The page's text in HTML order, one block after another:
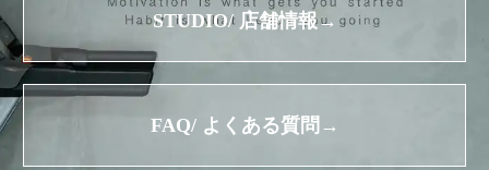
STUDIO/ 店舗情報→
FAQ/ よくある質問→